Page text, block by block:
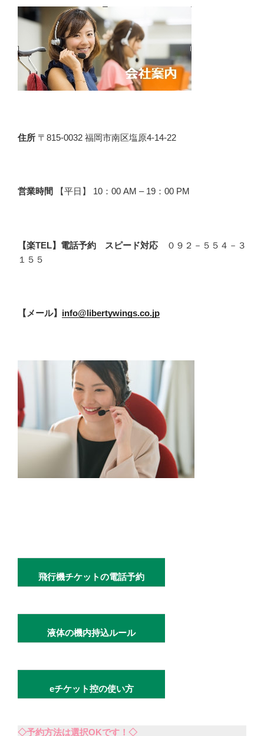
住所 〒815-0032 福岡市南区塩原4-14-22
営業時間 【平日】 10：00 AM – 19：00 PM
【楽TEL】電話予約 スピード対応
０９２－５５４－３
１５５
【メール】 info@libertywings.co.jp
飛行機チケットの電話予約
液体の機内持込ルール
eチケット控の使い方
◇予約方法は選択OKです！◇